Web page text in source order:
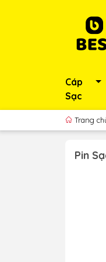
Cáp
Sạc
Trang
Pin